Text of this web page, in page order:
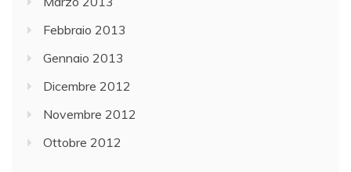
Febbraio 2013
Gennaio 2013
Dicembre 2012
Novembre 2012
Ottobre 2012